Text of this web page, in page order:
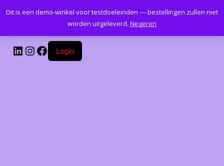
Kantoormeubelenplus.com
LinkedIn
Instagram
Facebook
Login
Dit is een demo-winkel voor testdoeleinden — bestellingen zullen niet
worden uitgeleverd. Negeren